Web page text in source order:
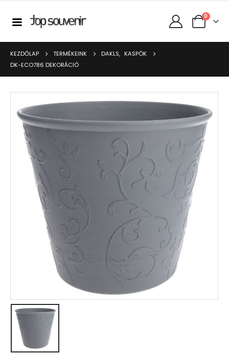
0
KEZDŐLAP TERMÉKEINK DAKLS, KASPÓK
DK-ECO786 DEKORÁCIÓ